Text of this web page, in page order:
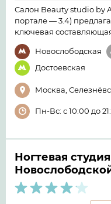
Салон Beauty studio by
портале — 3.4)
ключевая
Новослободская
Достоевская
Москва,
Пн-Вс: с 10:00 до
Ногтевая